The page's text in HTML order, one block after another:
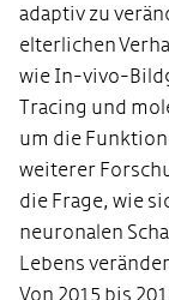
adaptiv zu
elterlichen
wie In-vivo-
Tracing und
um die
weiterer
die Frage, wie
neuronalen
Lebens
Von 2015 bis